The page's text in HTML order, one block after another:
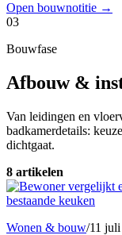
Open bouwnotitie →
03
Bouwfase
Afbouw &
Van leidingen en
badkamerdetails:
dichtgaat.
8 artikelen
Wonen & bouw/11